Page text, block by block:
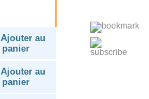
Ajouter au
panier
Ajouter au
panier